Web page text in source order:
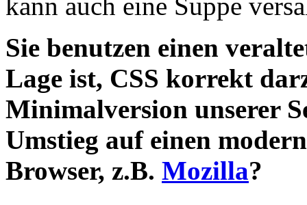
Sie benutzen einen
Lage ist, CSS korrekt
Minimalversion unserer
Umstieg auf einen
Browser, z.B. Mozilla?